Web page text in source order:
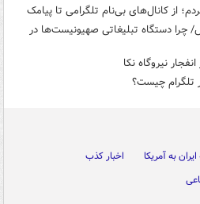
از کانال‌های بی‌نام تلگرامی تا پیامک
چرا دستگاه تبلیغاتی صهیونیست‌ها در
نیروگاه نکا
چیست؟
به آمریکا
اخبار کذب